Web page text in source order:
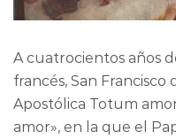
A cuatrocientos años
francés, San Francisco
Apostólica Totum
amor», en la que el